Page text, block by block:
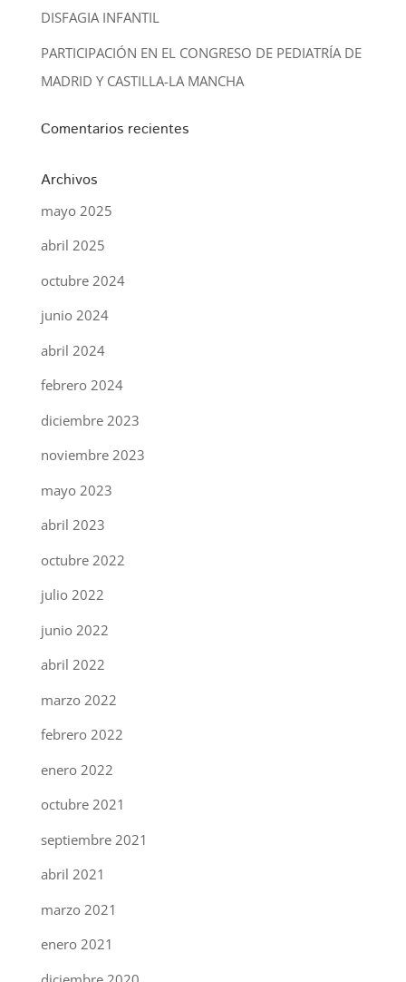
DISFAGIA INFANTIL
PARTICIPACIÓN EN EL CONGRESO DE PEDIATRÍA DE
MADRID Y CASTILLA-LA MANCHA
Comentarios recientes
Archivos
mayo 2025
abril 2025
octubre 2024
junio 2024
abril 2024
febrero 2024
diciembre 2023
noviembre 2023
mayo 2023
abril 2023
octubre 2022
julio 2022
junio 2022
abril 2022
marzo 2022
febrero 2022
enero 2022
octubre 2021
septiembre 2021
abril 2021
marzo 2021
enero 2021